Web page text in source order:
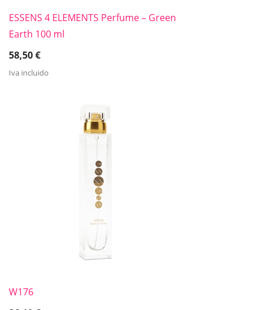
ESSENS 4 ELEMENTS Perfume – Green
Earth 100 ml
58,50€
Iva incluido
W176